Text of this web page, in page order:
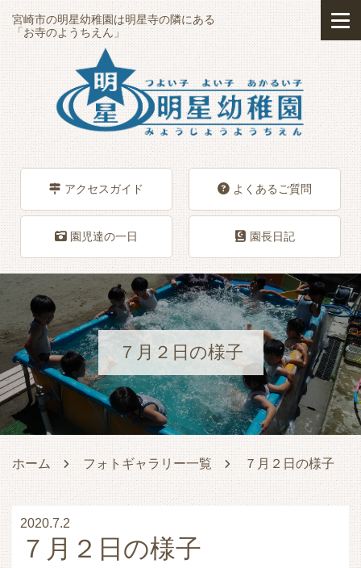
宮崎市の明星幼稚園は明星寺の隣にある
「お寺のようちえん」
アクセスガイド よくあるご質問
園児達の一日 園長日記
７月２日の様子
ホーム フォトギャラリー一覧 ７月２日の様子
2020.7.2
７月２日の様子